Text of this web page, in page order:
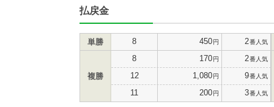
払戻金
単勝 8 450円 2番人気
複勝
8 170円 2番人気
12 1,080円 9番人気
11 200円 3番人気